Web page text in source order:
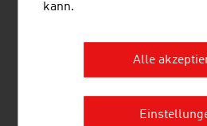
No. 159, Fresh View,
No. 157, Fresh View,
kann.
Alle